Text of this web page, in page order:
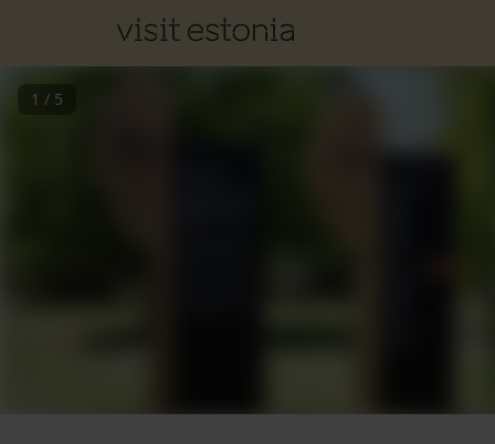
1 / 5